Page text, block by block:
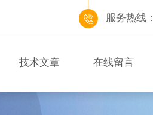
服务热线：
技术文章 在线留言